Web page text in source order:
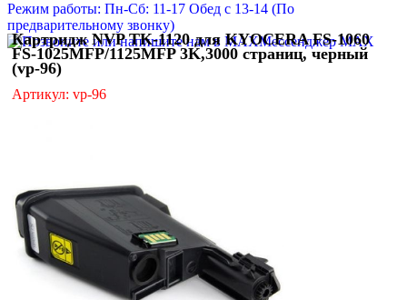
Режим работы: Пн-Сб: 11-17 Обед с 13-14 (По
предварительному звонку)
Мессенджер MAX
Картридж NVP TK-1120 для KYOCERA FS-1060
FS-1025MFP/1125MFP 3K,3000 страниц, черный
(vp-96)
Артикул: vp-96